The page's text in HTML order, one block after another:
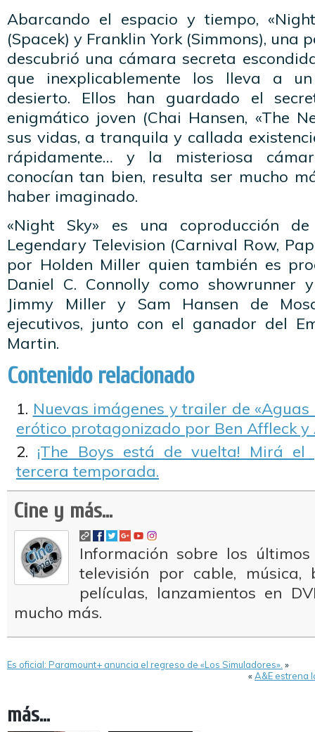
Abarcando el espacio y tiempo,
(Spacek) y Franklin York (Simmons), una
descubrió una cámara secreta
que inexplicablemente los lleva a
desierto. Ellos han guardado el
enigmático joven (Chai Hansen, «The
sus vidas, a tranquila y callada
rápidamente… y la misteriosa
conocían tan bien, resulta ser mucho
haber imaginado.
«Night Sky» es una coproducción
Legendary Television (Carnival Row,
por Holden Miller quien también es
Daniel C. Connolly como showrunner
Jimmy Miller y Sam Hansen de
ejecutivos, junto con el ganador del
Martin.
Contenido relacionado
Nuevas imágenes y trailer de
erótico protagonizado por Ben Affleck y
¡The Boys está de vuelta! Mirá
tercera temporada.
Cine y más...
Información sobre los
televisión por cable, música,
películas, lanzamientos en
mucho más.
Es oficial: Paramount+ anuncia el regreso de «Los Simuladores». »
«A&E estrena
más...